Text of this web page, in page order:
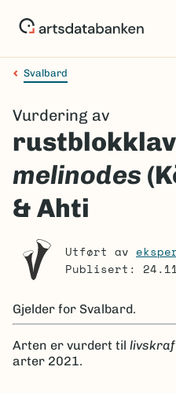
Navigasjonssti
Svalbard
Vurdering av
rustblokklav
melinodes
& Ahti
Utført av
Publisert:
Gjelder for Svalbard.
Arten er vurdert til
arter 2021.